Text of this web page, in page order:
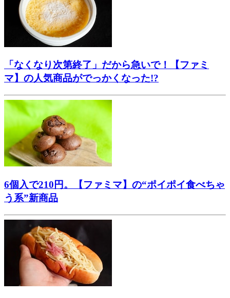
「なくなり次第終了」だから急いで！【ファミ
マ】の人気商品がでっかくなった!?
6個入で210円。【ファミマ】の“ポイポイ食べちゃ
う系”新商品